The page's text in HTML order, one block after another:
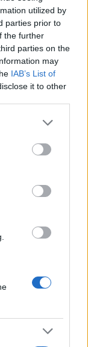
utilized by
parties prior to
the further
parties on the
may
IAB’s List of
it to other
more Google
may click to
party tags to
below Google
08 Αυγ 2026, 08:00
Βυζαντινού
των μαρμάρων
Όκκα
Μητρόπολης
στο Μουσείο
Πολιτισμού,
σπόλια γίνονται